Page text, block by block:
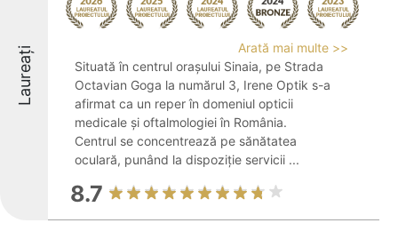
Laureați
Arată mai multe >>
Situată în centrul orașului Sinaia, pe Strada
Octavian Goga la numărul 3, Irene Optik s-a
afirmat ca un reper în domeniul opticii
medicale și oftalmologiei în România.
Centrul se concentrează pe sănătatea
oculară, punând la dispoziție servicii ...
8.7